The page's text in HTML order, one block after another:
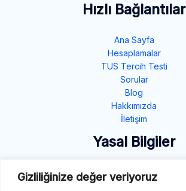
Gizliliğinize değer veriyoruz
Hızlı Bağlantılar
Ana Sayfa
Hesaplamalar
TUS Tercih Testi
Sorular
Blog
Hakkımızda
İletişim
Yasal Bilgiler
Gizlilik Politikası
Çerez Politikası